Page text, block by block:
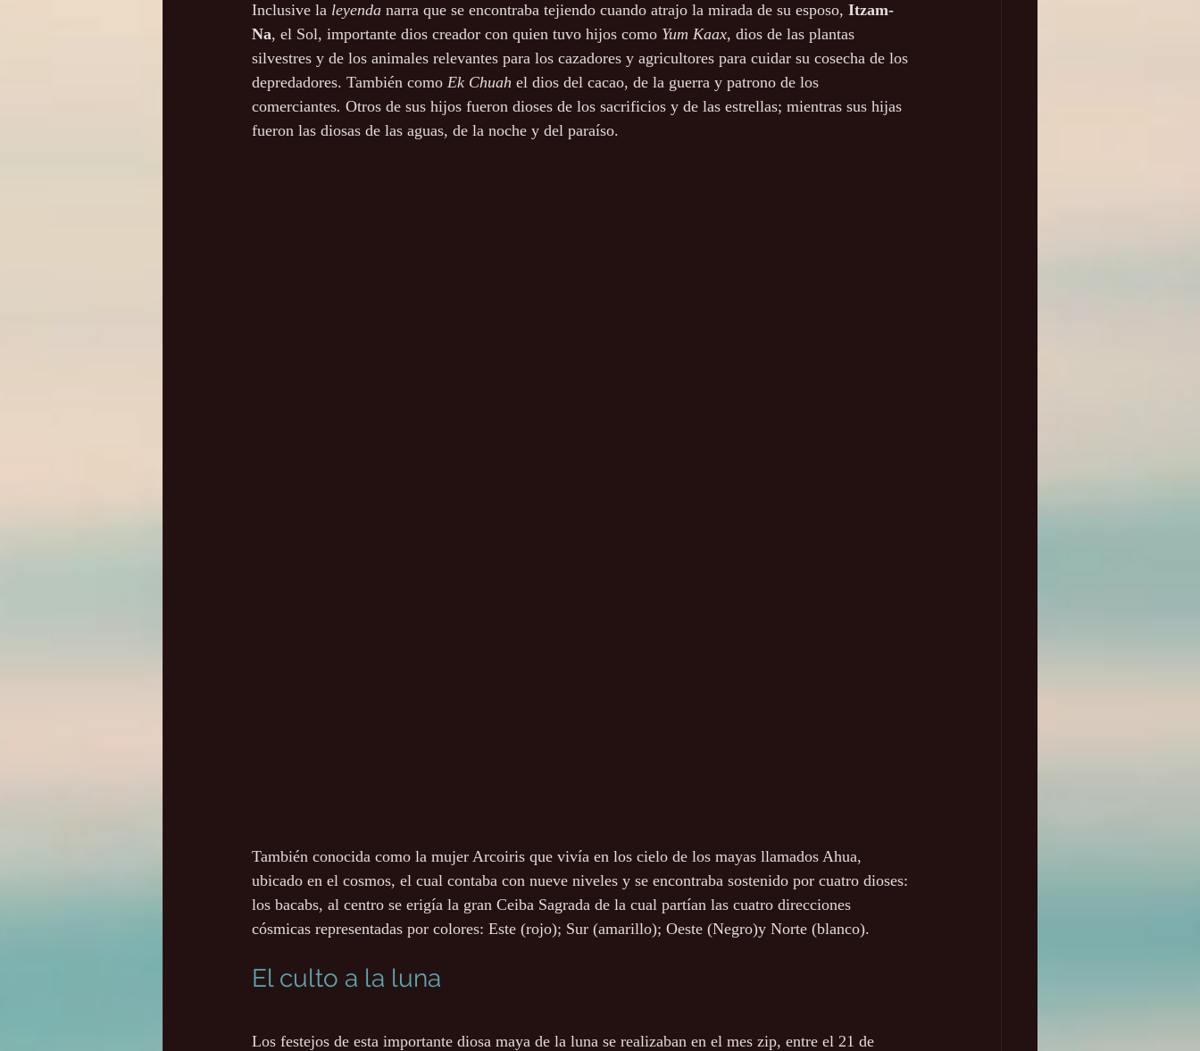
Inclusive la leyenda narra que se encontraba tejiendo cuando atrajo la mirada de su esposo, Itzam-
Na, el Sol, importante dios creador con quien tuvo hijos como Yum Kaax, dios de las plantas
silvestres y de los animales relevantes para los cazadores y agricultores para cuidar su cosecha de los
depredadores. También como Ek Chuah el dios del cacao, de la guerra y patrono de los
comerciantes. Otros de sus hijos fueron dioses de los sacrificios y de las estrellas; mientras sus hijas
fueron las diosas de las aguas, de la noche y del paraíso.
También conocida como la mujer Arcoiris que vivía en los cielo de los mayas llamados Ahua,
ubicado en el cosmos, el cual contaba con nueve niveles y se encontraba sostenido por cuatro dioses:
los bacabs, al centro se erigía la gran Ceiba Sagrada de la cual partían las cuatro direcciones
cósmicas representadas por colores: Este (rojo); Sur (amarillo); Oeste (Negro)y Norte (blanco).
El culto a la luna
Los festejos de esta importante diosa maya de la luna se realizaban en el mes zip, entre el 21 de